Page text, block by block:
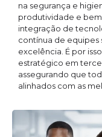
na segurança e
produtividade e
integração de
contínua de equipes
excelência. É por
estratégico em
assegurando que
alinhados com as